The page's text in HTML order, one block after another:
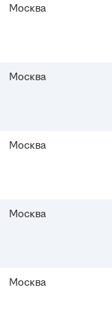
Москва
Москва
Москва
Москва
Москва